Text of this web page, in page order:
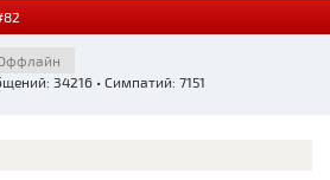
34216 • Симпатий: 7151